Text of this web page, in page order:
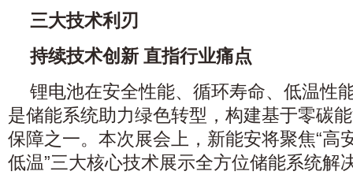
三大技术利刃
持续技术创新 直指行业痛点
锂电池在安全性能、循环寿命、低温性
是储能系统助力绿色转型，构建基于零碳
保障之一。本次展会上，新能安将聚焦“高
低温”三大核心技术展示全方位储能系统解